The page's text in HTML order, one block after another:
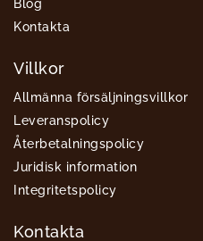
Blog
Kontakta
Villkor
Allmänna försäljningsvillkor
Leveranspolicy
Återbetalningspolicy
Juridisk information
Integritetspolicy
Kontakta